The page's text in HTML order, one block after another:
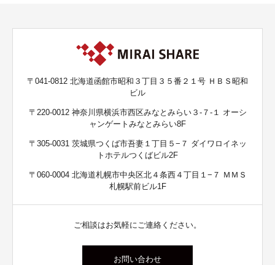
〒041-0812 北海道函館市昭和３丁目３５番２１号 ＨＢＳ昭和
ビル
〒220-0012 神奈川県横浜市西区みなとみらい３-７-１ オーシ
ャンゲートみなとみらい8F
〒305-0031 茨城県つくば市吾妻１丁目５−７ ダイワロイネッ
トホテルつくばビル2F
〒060-0004 北海道札幌市中央区北４条西４丁目１−７ ＭＭＳ
札幌駅前ビル1F
ご相談はお気軽にご連絡ください。
お問い合わせ